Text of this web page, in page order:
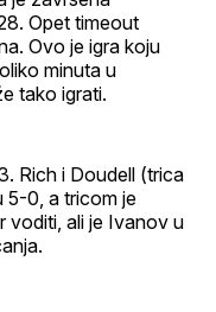
Opet timeout
Ovo je igra koju
minuta u
tako igrati.
Rich i Doudell (trica
5-0, a tricom je
voditi, ali je Ivanov u